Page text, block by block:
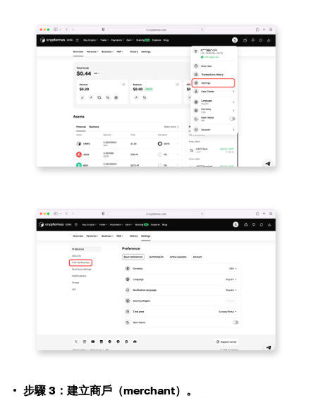
步驟 3：建立商戶（merchant）。